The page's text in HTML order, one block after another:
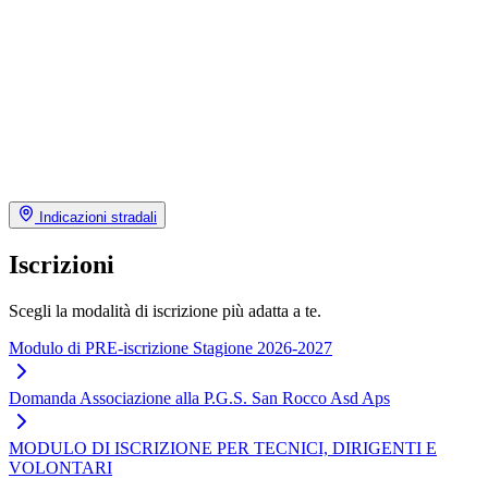
Indicazioni stradali
Iscrizioni
Scegli la modalità di iscrizione più adatta a te.
Modulo di PRE-iscrizione Stagione 2026-2027
Domanda Associazione alla P.G.S. San Rocco Asd Aps
MODULO DI ISCRIZIONE PER TECNICI, DIRIGENTI E
VOLONTARI